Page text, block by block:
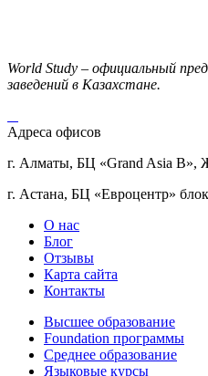
World Study – официальный
заведений в Казахстане.
Адреса офисов
г. Алматы, БЦ «Grand Asia B»,
г. Астана, БЦ «Евроцентр»
О нас
Блог
Отзывы
Карта сайта
Контакты
Высшее образование
Foundation программы
Среднее образование
Языковые курсы